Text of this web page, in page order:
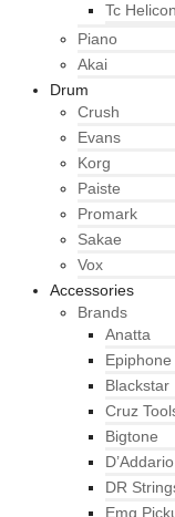
Tc Helicon
Piano
Akai
Drum
Crush
Evans
Korg
Paiste
Promark
Sakae
Vox
Accessories
Brands
Anatta
Epiphone
Blackstar
Cruz
Bigtone
D’Addario
DR
Emg